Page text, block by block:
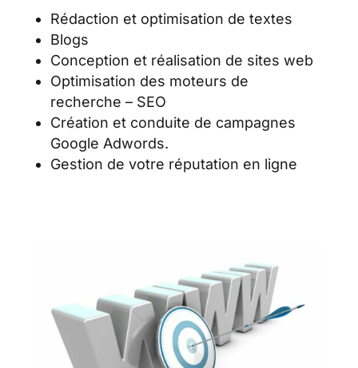
Rédaction et optimisation de textes
Blogs
Conception et réalisation de sites web
Optimisation des moteurs de
recherche – SEO
Création et conduite de campagnes
Google Adwords.
Gestion de votre réputation en ligne